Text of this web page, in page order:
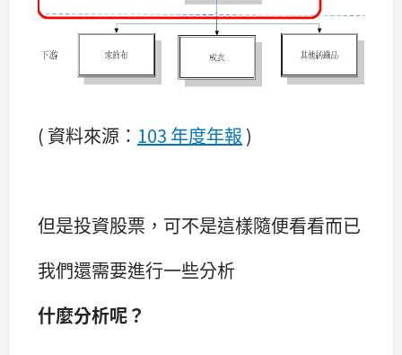
( 資料來源： 103 年度年報)
但是投資股票，可不是這樣隨便看看而已
我們還需要進行一些分析
什麼分析呢？